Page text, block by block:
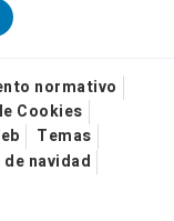
normativo
Cookies
Temas
navidad